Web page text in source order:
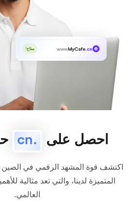
wwwMyCafe.cn متاح!
احصل على .cn
المتميزة لدينا، والتي تعد مثالية
العالمي.